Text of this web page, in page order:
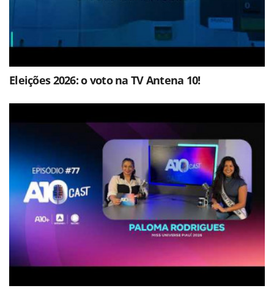
Eleições 2026: o voto na TV Antena 10!